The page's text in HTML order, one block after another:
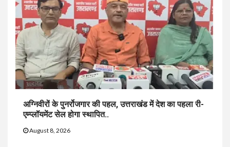
अग्निवीरों के पुनर्रोजगार की पहल, उत्तराखंड में देश का पहला री-
एम्प्लॉयमेंट सेल होगा स्थापित..
August 8, 2026